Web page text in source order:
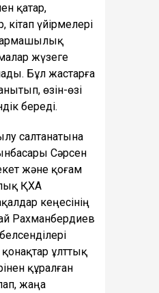
қатар,
кітап үйірмелері
жүзеге
Бұл жастарға
өзін-өзі
береді.
салтанатына
Сәрсен
және қоғам
ҚХА
кеңесінің
Рахманбердиев
ұлттық
құралған
жаңа